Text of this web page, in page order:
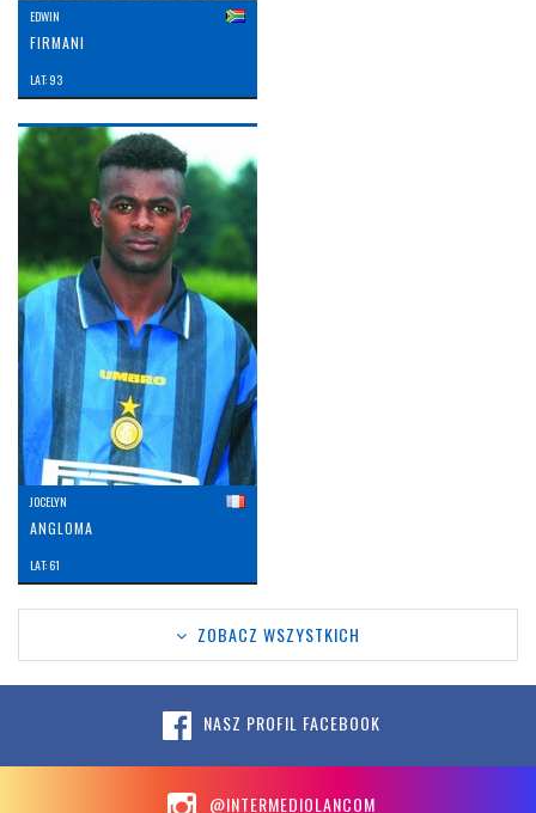
EDWIN
FIRMANI
LAT: 93
JOCELYN
ANGLOMA
LAT: 61
ZOBACZ WSZYSTKICH
NASZ PROFIL FACEBOOK
@INTERMEDIOLANCOM